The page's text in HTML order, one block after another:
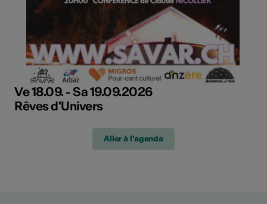
Ve 18.09. - Sa 19.09.2026
Rêves d'Univers
Aller à l'agenda